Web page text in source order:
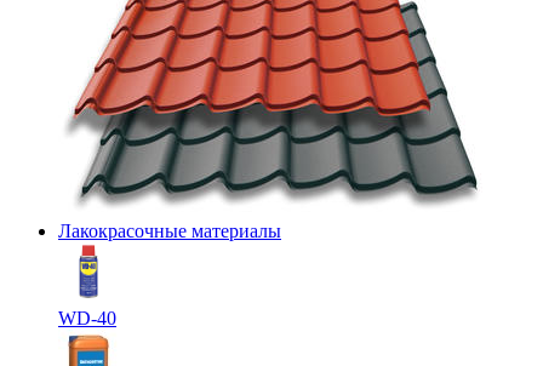
Лакокрасочные материалы
WD-40